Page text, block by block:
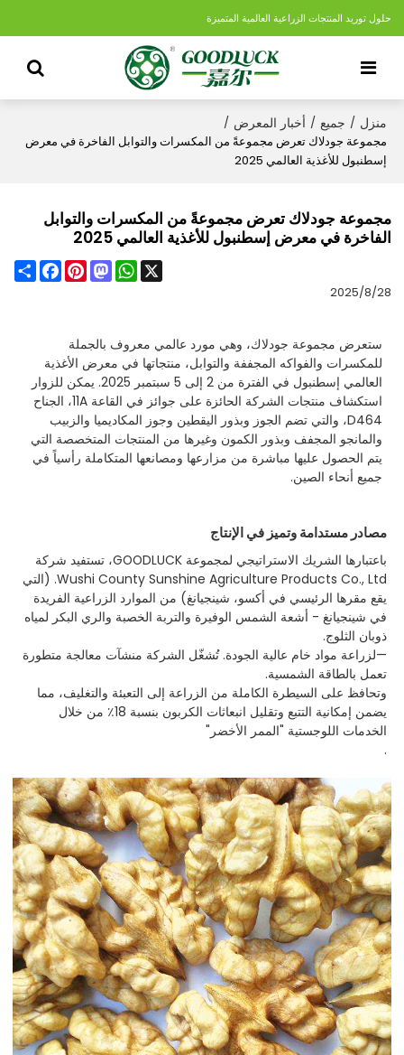
حلول توريد المنتجات الزراعية العالمية المتميزة
منزل / جميع / أخبار المعرض /
مجموعة جودلاك تعرض مجموعةً من المكسرات والتوابل الفاخرة في معرض
إسطنبول للأغذية العالمي 2025
مجموعة جودلاك تعرض مجموعةً من المكسرات والتوابل
الفاخرة في معرض إسطنبول للأغذية العالمي 2025
Share
FacebookPinterest
Mastodon
WhatsApp
X
2025/8/28
ستعرض مجموعة جودلاك، وهي مورد عالمي معروف بالجملة
للمكسرات والفواكه المجففة والتوابل، منتجاتها في معرض الأغذية
العالمي إسطنبول في الفترة من 2 إلى 5 سبتمبر 2025. يمكن للزوار
استكشاف منتجات الشركة الحائزة على جوائز في القاعة 11A، الجناح
D464، والتي تضم الجوز وبذور اليقطين وجوز المكاديميا والزبيب
والمانجو المجفف وبذور الكمون وغيرها من المنتجات المتخصصة التي
يتم الحصول عليها مباشرة من مزارعها ومصانعها المتكاملة رأسياً في
جميع أنحاء الصين.
مصادر مستدامة وتميز في الإنتاج
باعتبارها الشريك الاستراتيجي لمجموعة GOODLUCK، تستفيد شركة
Wushi County Sunshine Agriculture Products Co., Ltd. (التي
يقع مقرها الرئيسي في أكسو، شينجيانغ) من الموارد الزراعية الفريدة
في شينجيانغ - أشعة الشمس الوفيرة والتربة الخصبة والري البكر لمياه
ذوبان الثلوج.
—لزراعة مواد خام عالية الجودة. تُشغّل الشركة منشآت معالجة متطورة
تعمل بالطاقة الشمسية.
وتحافظ على السيطرة الكاملة من الزراعة إلى التعبئة والتغليف، مما
يضمن إمكانية التتبع وتقليل انبعاثات الكربون بنسبة 18٪ من خلال
الخدمات اللوجستية "الممر الأخضر"
.